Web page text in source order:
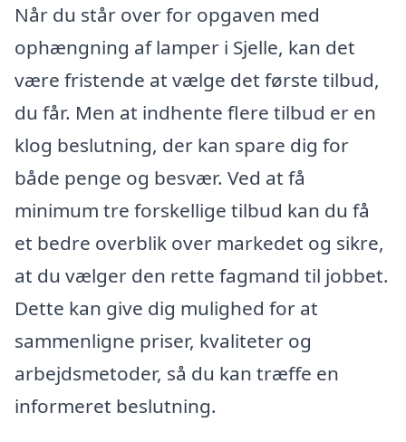
Når du står over for opgaven med
ophængning af lamper i Sjelle, kan det
være fristende at vælge det første tilbud,
du får. Men at indhente flere tilbud er en
klog beslutning, der kan spare dig for
både penge og besvær. Ved at få
minimum tre forskellige tilbud kan du få
et bedre overblik over markedet og sikre,
at du vælger den rette fagmand til jobbet.
Dette kan give dig mulighed for at
sammenligne priser, kvaliteter og
arbejdsmetoder, så du kan træffe en
informeret beslutning.